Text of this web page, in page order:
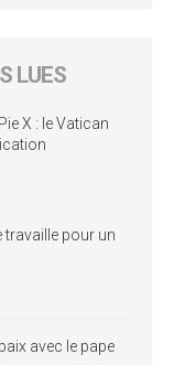
LUES
X : le Vatican
travaille pour un
avec le pape